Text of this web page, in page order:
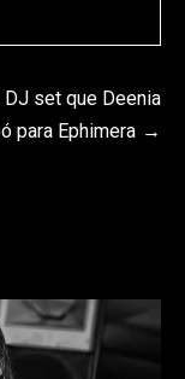
DJ set que Deenia
para Ephimera